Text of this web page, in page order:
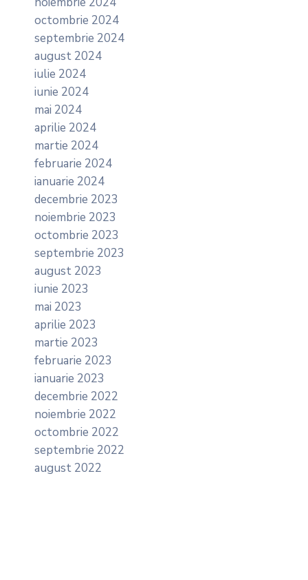
octombrie 2024
septembrie 2024
august 2024
iulie 2024
iunie 2024
mai 2024
aprilie 2024
martie 2024
februarie 2024
ianuarie 2024
decembrie 2023
noiembrie 2023
octombrie 2023
septembrie 2023
august 2023
iunie 2023
mai 2023
aprilie 2023
martie 2023
februarie 2023
ianuarie 2023
decembrie 2022
noiembrie 2022
octombrie 2022
septembrie 2022
august 2022